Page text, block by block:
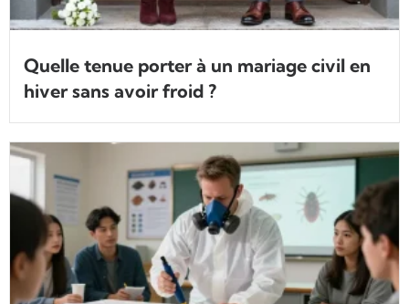
Quelle tenue porter à un mariage civil en
hiver sans avoir froid ?